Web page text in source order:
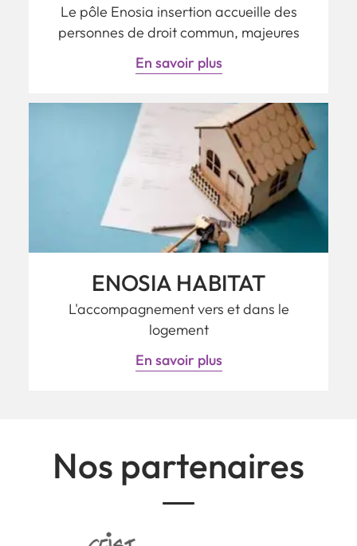
Le pôle Enosia insertion accueille des
personnes de droit commun, majeures
En savoir plus
ENOSIA HABITAT
L'accompagnement vers et dans le
logement
En savoir plus
Nos partenaires